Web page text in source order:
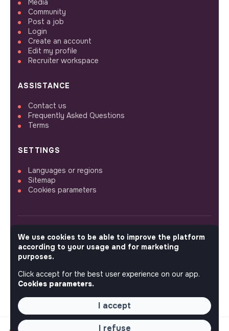
Media
Community
Post a job
Login
Create an account
Edit my profile
Recruiter workspace
ASSISTANCE
Contact us
Frequently Asked Questions
Terms
SETTINGS
Languages or regions
Sitemap
Cookies parameters
FOLLOW US
© 2026 jobs that makesense.
We use cookies to be able to improve the platform
according to your usage and for marketing
purposes.
Click accept for the best user experience on our app.
Cookies parameters.
I accept
I refuse